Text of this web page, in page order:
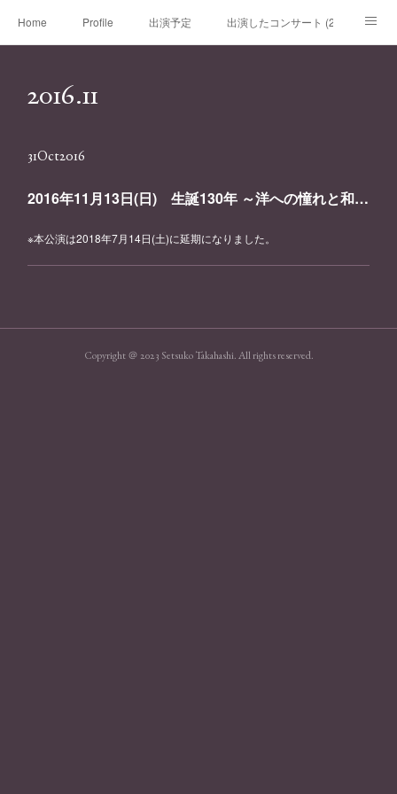
Home Profile 出演予定 出演したコンサート (2020年～)
リンク お問い合わせ
2016.11
31Oct2016
2016年11月13日(日) 生誕130年 ～洋への憧れと和への帰結～ R.シュトラウスに憧れた山田耕筰
※本公演は2018年7月14日(土)に延期になりました。
Copyright ＠ 2023 Setsuko Takahashi. All rights reserved.